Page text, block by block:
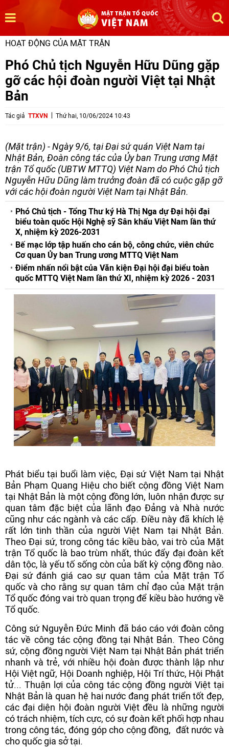
HOẠT ĐỘNG CỦA MẶT TRẬN
Phó Chủ tịch Nguyễn Hữu Dũng gặp
gỡ các hội đoàn người Việt tại Nhật
Bản
Tác giả TTXVN Thứ hai, 10/06/2024 10:43
(Mặt trận) - Ngày 9/6, tại Đại sứ quán Việt Nam tại
Nhật Bản, Đoàn công tác của Ủy ban Trung ương Mặt
trận Tổ quốc (UBTW MTTQ) Việt Nam do Phó Chủ tịch
Nguyễn Hữu Dũng làm trưởng đoàn đã có cuộc gặp gỡ
với các hội đoàn người Việt Nam tại Nhật Bản.
Phó Chủ tịch - Tổng Thư ký Hà Thị Nga dự Đại hội đại
biểu toàn quốc Hội Nghệ sỹ Sân khấu Việt Nam lần thứ
X, nhiệm kỳ 2026-2031
Bế mạc lớp tập huấn cho cán bộ, công chức, viên chức
Cơ quan Ủy ban Trung ương MTTQ Việt Nam
Điểm nhấn nổi bật của Văn kiện Đại hội đại biểu toàn
quốc MTTQ Việt Nam lần thứ XI, nhiệm kỳ 2026 - 2031
Phát biểu tại buổi làm việc, Đại sứ Việt Nam tại Nhật
Bản Phạm Quang Hiệu cho biết cộng đồng Việt Nam
tại Nhật Bản là một cộng đồng lớn, luôn nhận được sự
quan tâm đặc biệt của lãnh đạo Đảng và Nhà nước
cũng như các ngành và các cấp. Điều này đã khích lệ
rất lớn tinh thần của người Việt Nam tại Nhật Bản.
Theo Đại sứ, trong công tác kiều bào, vai trò của Mặt
trận Tổ quốc là bao trùm nhất, thúc đẩy đại đoàn kết
dân tộc, là yếu tố sống còn của bất kỳ cộng đồng nào.
Đại sứ đánh giá cao sự quan tâm của Mặt trận Tổ
quốc và cho rằng sự quan tâm chỉ đạo của Mặt trận
Tổ quốc đóng vai trò quan trọng để kiều bào hướng về
Tổ quốc.
Công sứ Nguyễn Đức Minh đã báo cáo với đoàn công
tác về công tác cộng đồng tại Nhật Bản. Theo Công
sứ, cộng đồng người Việt Nam tại Nhật Bản phát triển
nhanh và trẻ, với nhiều hội đoàn được thành lập như
Hội Việt ngữ, Hội Doanh nghiệp, Hội Trí thức, Hội Phật
tử... Thuận lợi của công tác cộng đồng người Việt tại
Nhật Bản là quan hệ hai nước đang phát triển tốt đẹp,
các đại diện hội đoàn người Việt đều là những người
có trách nhiệm, tích cực, có sự đoàn kết phối hợp nhau
trong công tác, đóng góp cho cộng đồng, đất nước và
cho quốc gia sở tại.